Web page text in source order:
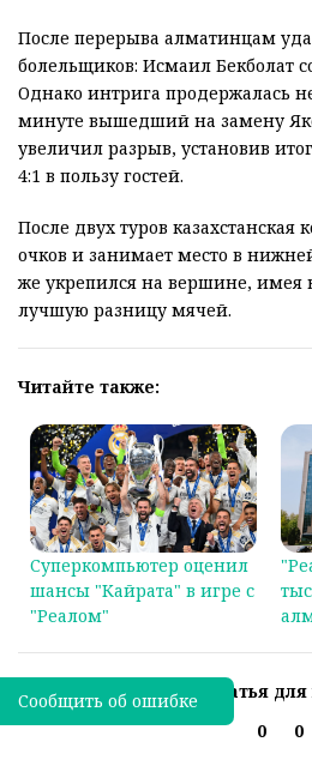
После перерыва алматинцам
болельщиков: Исмаил Бекболат
Однако интрига продержалась
минуте вышедший на замену
увеличил разрыв, установив
4:1 в пользу гостей.
После двух туров казахстанская
очков и занимает место в
же укрепился на вершине, имея
лучшую разницу мячей.
Читайте также:
Суперкомпьютер оценил
шансы "Кайрата" в игре с
"Реалом"
Была ли эта статья
0
0
Сообщить об ошибке